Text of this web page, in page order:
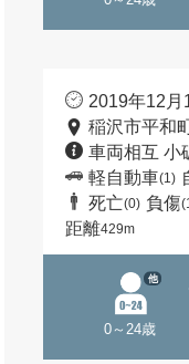
2019年12月
稲沢市平和
車両相互 小
軽自動車(1)
死亡(0) 負傷
距離429m
0～24歳
他